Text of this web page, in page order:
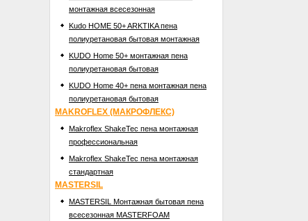
монтажная всесезонная
Kudo HOME 50+ ARKTIKA пена
полиуретановая бытовая монтажная
KUDO Home 50+ монтажная пена
полиуретановая бытовая
KUDO Home 40+ пена монтажная пена
полиуретановая бытовая
MAKROFLEX (МАКРОФЛЕКС)
Makroflex ShakeTec пена монтажная
профессиональная
Makroflex ShakeTec пена монтажная
стандартная
MASTERSIL
MASTERSIL Монтажная бытовая пена
всесезонная MASTERFOAM